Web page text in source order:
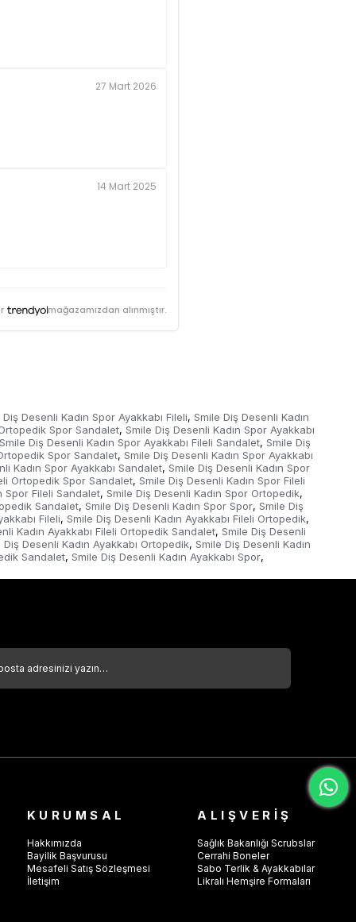
27 Mart 2026
14 Mart 2025
mağazamızdan alınmıştır.
Diş Desenli Kadın Spor Ayakkabı Fileli, Smile Diş Desenli Kadın
Spor Sandalet, Smile Diş Desenli Kadın Spor Ayakkabı
Smile Diş Desenli Kadın Spor Ayakkabı Fileli Sandalet, Smile Diş
Spor Sandalet, Smile Diş Desenli Kadın Spor Ayakkabı
Kadın Spor Ayakkabı Sandalet, Smile Diş Desenli Kadın Spor
Ortopedik Spor Sandalet, Smile Diş Desenli Kadın Spor Fileli
Spor Fileli Sandalet, Smile Diş Desenli Kadın Spor Ortopedik,
Sandalet, Smile Diş Desenli Kadın Spor Spor, Smile Diş
Fileli, Smile Diş Desenli Kadın Ayakkabı Fileli Ortopedik,
Kadın Ayakkabı Fileli Ortopedik Sandalet, Smile Diş Desenli
Diş Desenli Kadın Ayakkabı Ortopedik, Smile Diş Desenli Kadın
Sandalet, Smile Diş Desenli Kadın Ayakkabı Spor,
KURUMSAL
Hakkımızda
Bayilik Başvurusu
Mesafeli Satış Sözleşmesi
İletişim
ALIŞVERİŞ
Sağlık Bakanlığı Scrubslar
Cerrahi Boneler
Sabo Terlik & Ayakkabılar
Likralı Hemşire Formaları